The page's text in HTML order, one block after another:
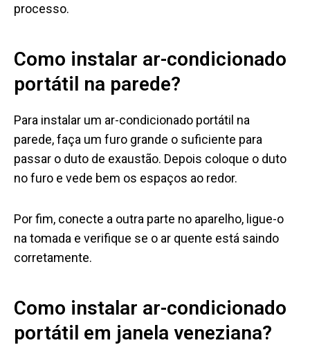
processo.
Como instalar ar-condicionado
portátil na parede?
Para instalar um ar-condicionado portátil na
parede, faça um furo grande o suficiente para
passar o duto de exaustão. Depois coloque o duto
no furo e vede bem os espaços ao redor.
Por fim, conecte a outra parte no aparelho, ligue-o
na tomada e verifique se o ar quente está saindo
corretamente.
Como instalar ar-condicionado
portátil em janela veneziana?